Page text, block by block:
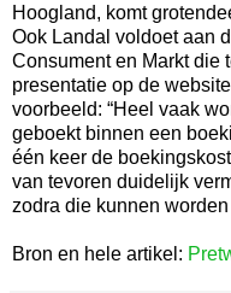
Hoogland, komt
Ook Landal voldoet aan
Consument en Markt die
presentatie op de
voorbeeld: “Heel vaak
geboekt binnen een
één keer de
van tevoren duidelijk
zodra die kunnen
Bron en hele artikel: